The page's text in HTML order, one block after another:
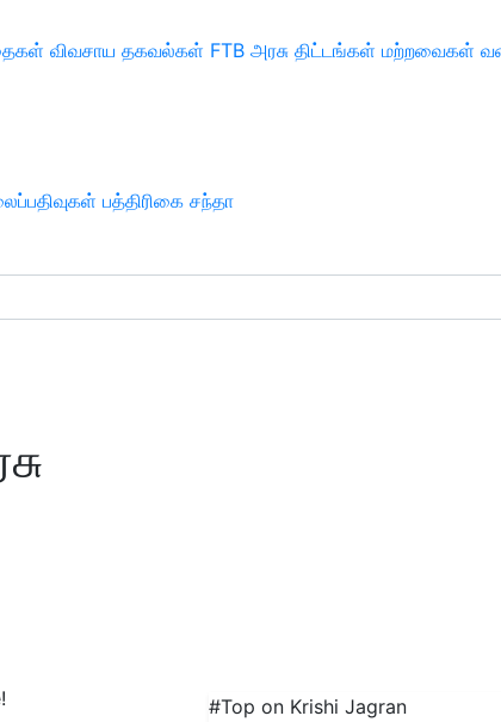
விவசாய தகவல்கள் FTB அரசு திட்டங்கள் மற்றவைகள்
பத்திரிகை சந்தா
#Top on Krishi Jagran